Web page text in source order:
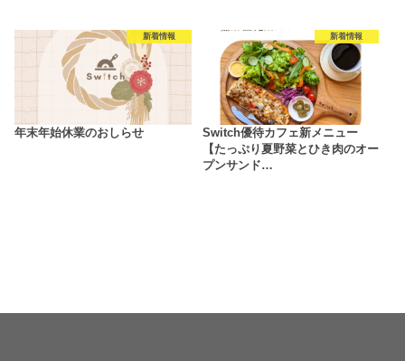
新着情報
年末年始休業のおしらせ
新着情報
Switch優待カフェ新メニュー
【たっぷり夏野菜とひき肉のオー
プンサンド…